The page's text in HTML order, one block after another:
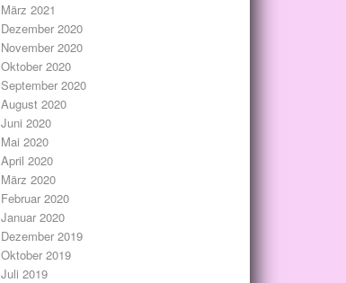
März 2021
Dezember 2020
November 2020
Oktober 2020
September 2020
August 2020
Juni 2020
Mai 2020
April 2020
März 2020
Februar 2020
Januar 2020
Dezember 2019
Oktober 2019
Juli 2019